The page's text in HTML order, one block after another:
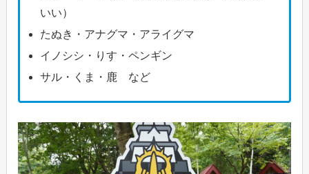
いい）
たぬき・アナグマ・アライグマ
イノシシ・りす・ペンギン
サル・くま・鹿 など